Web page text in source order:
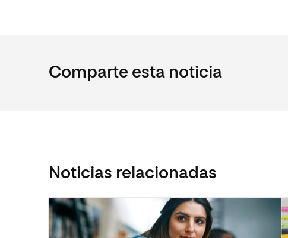
Comparte esta noticia
Noticias relacionadas